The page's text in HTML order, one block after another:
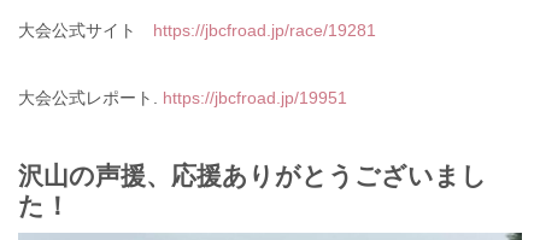
大会公式サイト https://jbcfroad.jp/race/19281
大会公式レポート. https://jbcfroad.jp/19951
沢山の声援、応援ありがとうございまし
た！